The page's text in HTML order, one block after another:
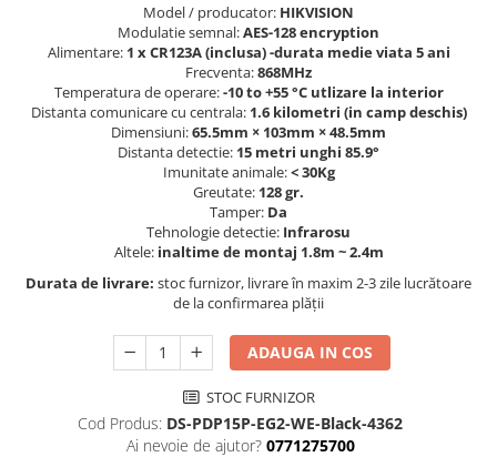
Model / producator: HIKVISION
Modulatie semnal:AES-128 encryption
Alimentare: 1 x CR123A (inclusa) -durata medie viata 5 ani
Frecventa:868MHz
Temperatura de operare:-10 to +55 °C utlizare la interior
Distanta comunicare cu centrala: 1.6 kilometri (in camp deschis)
Dimensiuni:65.5mm × 103mm × 48.5mm
Distanta detectie: 15 metri unghi 85.9°
Imunitate animale:< 30Kg
Greutate: 128 gr.
Tamper: Da
Tehnologie detectie: Infrarosu
Altele: inaltime de montaj 1.8m ~ 2.4m
Durata de livrare: stoc furnizor, livrare în maxim 2-3 zile lucrătoare
de la confirmarea plății
ADAUGA IN COS
STOC FURNIZOR
Cod Produs: DS-PDP15P-EG2-WE-Black-4362
Ai nevoie de ajutor? 0771275700